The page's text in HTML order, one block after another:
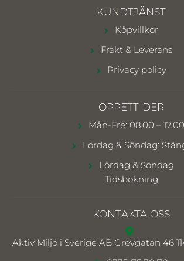
KUNDTJÄNST
Köpvillkor
Frakt & Leverans
Privacy policy
ÖPPETTIDER
Mån-Fre: 08.00 – 17.00
Lördag & Söndag:
Lördag & Söndag
Tidsbokning
KONTAKTA OSS
Aktiv Miljö i Sverige AB Grevgatan 46